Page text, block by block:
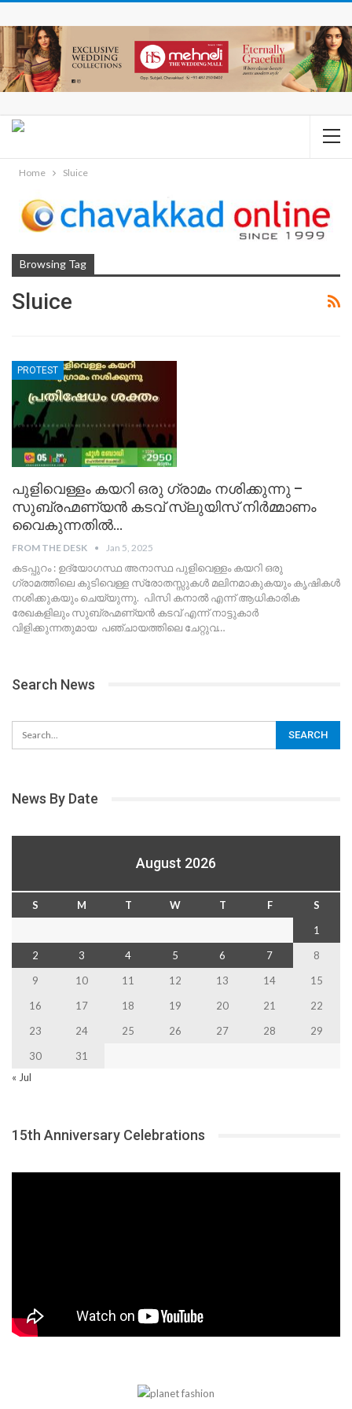
Home Sluice
Browsing Tag
Sluice
PROTEST
പുളിവെള്ളം കയറി ഒരു ഗ്രാമം നശിക്കുന്നു –
സുബ്രഹ്മണ്യൻ കടവ് സ്ലുയിസ് നിർമ്മാണം
വൈകുന്നതിൽ…
FROM THE DESK Jan 5, 2025
കടപ്പുറം : ഉദ്യോഗസ്ഥ അനാസ്ഥ പുളിവെള്ളം കയറി ഒരു
ഗ്രാമത്തിലെ കുടിവെള്ള സ്രോതസ്സുകൾ മലിനമാകുകയും കൃഷികൾ
നശിക്കുകയും ചെയ്യുന്നു. പിസി കനാൽ എന്ന് ആധികാരിക
രേഖകളിലും സുബ്രഹ്മണ്യൻ കടവ് എന്ന് നാട്ടുകാർ
വിളിക്കുന്നതുമായ പഞ്ചായത്തിലെ ചേറ്റുവ…
Search News
News By Date
August 2026
S M T W T F
S
1
2
3 4 5 6 7
8
9
10 11 12 13 14
15
16
17 18 19 20 21
22
23
24 25 26 27 28
29
30
31
« Jul
15th Anniversary Celebrations